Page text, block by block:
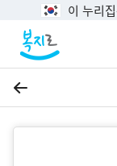
이 누리
이전